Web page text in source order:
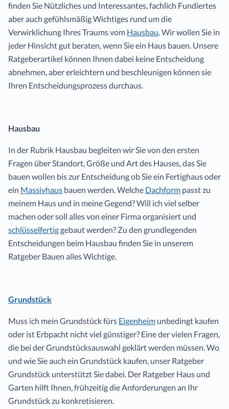
finden Sie Nützliches und Interessantes, fachlich Fundiertes
aber auch gefühlsmäßig Wichtiges rund um die
Verwirklichung Ihres Traums vom Hausbau. Wir wollen Sie in
jeder Hinsicht gut beraten, wenn Sie ein Haus bauen. Unsere
Ratgeberartikel können Ihnen dabei keine Entscheidung
abnehmen, aber erleichtern und beschleunigen können sie
Ihren Entscheidungsprozess durchaus.
Hausbau
In der Rubrik Hausbau begleiten wir Sie von den ersten
Fragen über Standort, Größe und Art des Hauses, das Sie
bauen wollen bis zur Entscheidung ob Sie ein Fertighaus oder
ein Massivhaus bauen werden. Welche Dachform passt zu
meinem Haus und in meine Gegend? Will ich viel selber
machen oder soll alles von einer Firma organisiert und
schlüsselfertiggebaut werden? Zu den grundlegenden
Entscheidungen beim Hausbau finden Sie in unserem
Ratgeber Bauen alles Wichtige.
Grundstück
Muss ich mein Grundstück fürs Eigenheim unbedingt kaufen
oder ist Erbpacht nicht viel günstiger? Eine der vielen Fragen,
die bei der Grundstücksauswahl geklärt werden müssen. Wo
und wie Sie auch ein Grundstück kaufen, unser Ratgeber
Grundstück unterstützt Sie dabei. Der Ratgeber Haus und
Garten hilft Ihnen, frühzeitig die Anforderungen an Ihr
Grundstück zu konkretisieren.